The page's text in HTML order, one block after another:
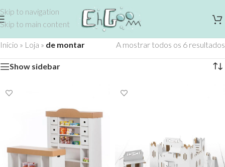
Skip to navigation
Skip to main content
Início » Loja » de montar A mostrar todos os 6 resultados
Show sidebar